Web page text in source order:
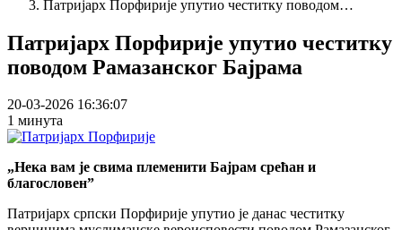
Патријарх Порфирије упутио честитку поводом…
Патријарх Порфирије упутио честитку
поводом Рамазанског Бајрама
20-03-2026 16:36:07
1 минута
„Нека вам је свима племенити Бајрам срећан и
благословен”
Патријарх српски Порфирије упутио је данас честитку